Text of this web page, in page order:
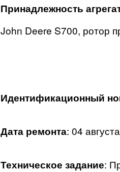
Принадлежность
John Deere S700, ротор
Идентификационный
Дата ремонта: 04
Техническое задание: